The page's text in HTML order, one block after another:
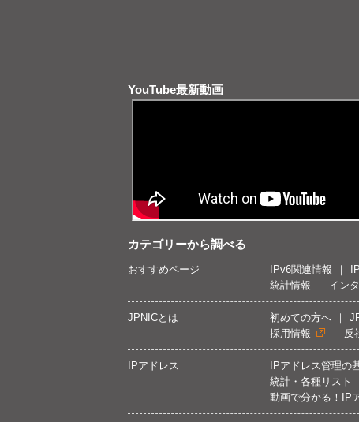
YouTube最新動画
カテゴリーから調べる
おすすめページ IPv6関連情報
統計情報
イン
JPNICとは 初めての方へ
採用情報
反
IPアドレス IPアドレス管理の
統計・各種リスト
動画で分かる！IP